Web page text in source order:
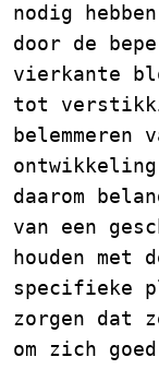
nodig
door de
vierkante
tot
belemmeren
daarom
van een
houden met
specifieke
zorgen dat
om zich